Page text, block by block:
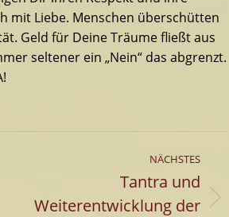
mit Liebe. Menschen überschütten
Geld für Deine Träume fließt aus
seltener ein „Nein“ das abgrenzt.
NÄCHSTES
Nächster
Tantra und
Weiterentwicklung der